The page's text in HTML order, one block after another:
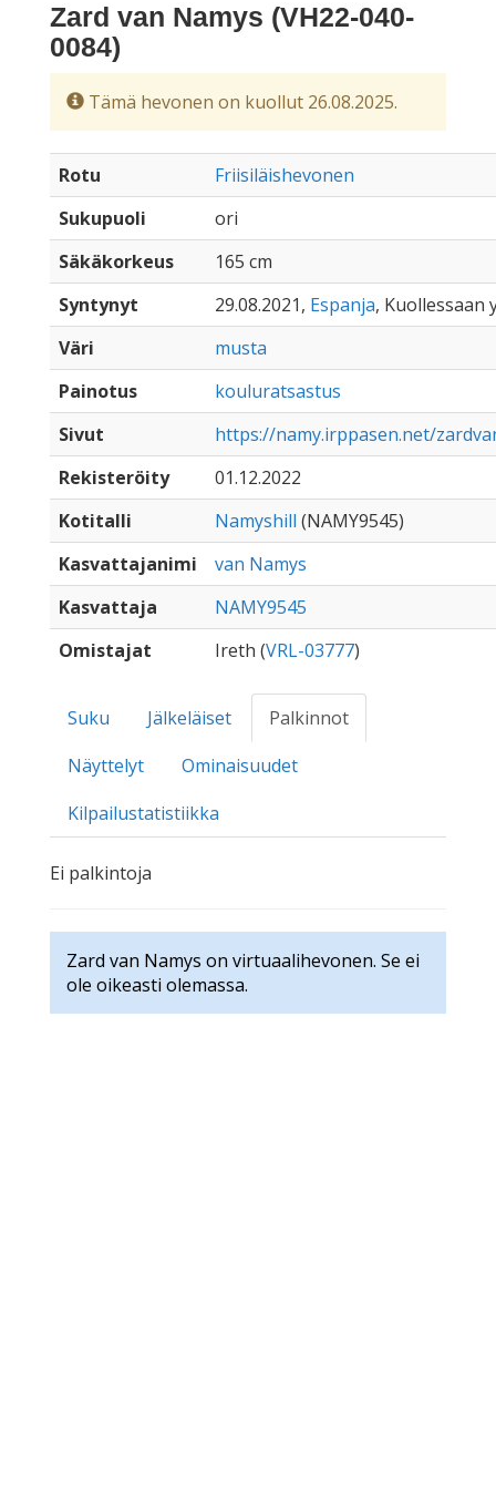
Zard van Namys (VH22-040-
0084)
Tämä hevonen on kuollut 26.08.2025.
Rotu
Friisiläishevonen
Sukupuoli
ori
Säkäkorkeus
165 cm
Syntynyt
29.08.2021, Espanja, Kuollessaan
Väri
musta
Painotus
kouluratsastus
Sivut
https://namy.irppasen.net/
Rekisteröity
01.12.2022
Kotitalli
Namyshill (NAMY9545)
Kasvattajanimi
van Namys
Kasvattaja
NAMY9545
Omistajat
Ireth (VRL-03777)
Suku Jälkeläiset
Palkinnot
Näyttelyt
Ominaisuudet
Kilpailustatistiikka
Ei palkintoja
Zard van Namys on virtuaalihevonen. Se ei
ole oikeasti olemassa.